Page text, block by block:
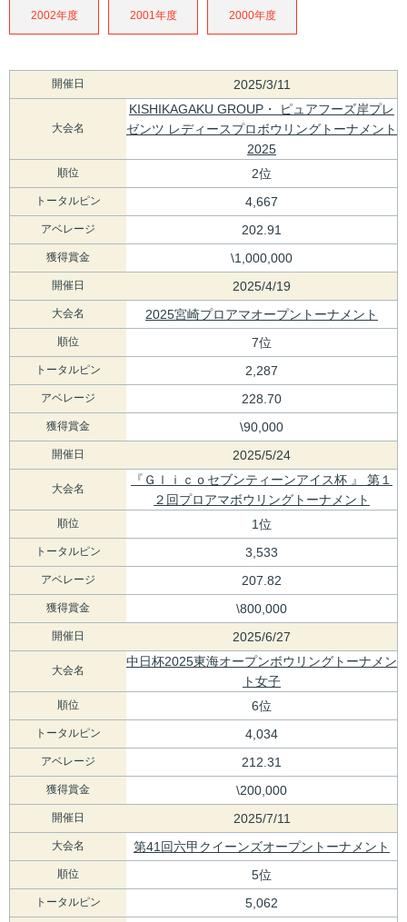
2002年度 2001年度 2000年度
開催日 2025/3/11
大会名
KISHIKAGAKU GROUP・ ピュアフーズ岸プレ
ゼンツ レディースプロボウリングトーナメント
2025
順位 2位
トータルピン 4,667
アベレージ 202.91
獲得賞金 \1,000,000
開催日 2025/4/19
大会名 2025宮崎プロアマオープントーナメント
順位 7位
トータルピン 2,287
アベレージ 228.70
獲得賞金 \90,000
開催日 2025/5/24
大会名
『Ｇｌｉｃｏセブンティーンアイス杯 』 第１
２回プロアマボウリングトーナメント
順位 1位
トータルピン 3,533
アベレージ 207.82
獲得賞金 \800,000
開催日 2025/6/27
大会名
中日杯2025東海オープンボウリングトーナメン
ト女子
順位 6位
トータルピン 4,034
アベレージ 212.31
獲得賞金 \200,000
開催日 2025/7/11
大会名 第41回六甲クイーンズオープントーナメント
順位 5位
トータルピン 5,062